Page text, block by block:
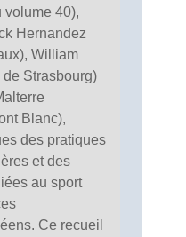
volume 40),
Hernandez
William
Strasbourg)
Blanc),
des pratiques
et des
au sport
Ce recueil